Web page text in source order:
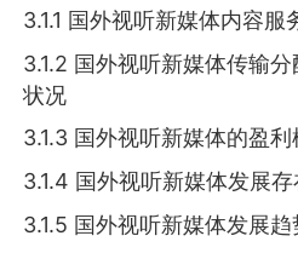
3.1.1 国外视听新媒体内容服
3.1.2 国外视听新媒体传输
状况
3.1.3 国外视听新媒体的盈利
3.1.4 国外视听新媒体发展
3.1.5 国外视听新媒体发展趋